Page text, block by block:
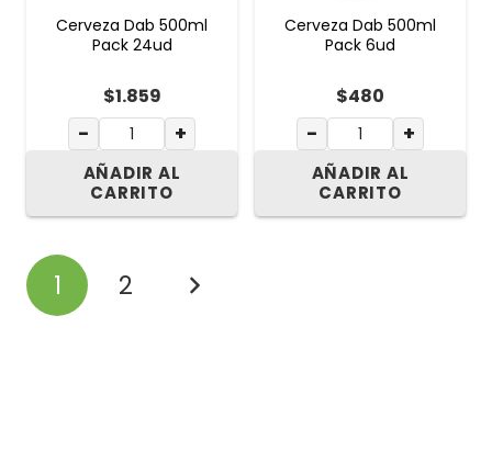
Cerveza Dab 500ml
Pack 24ud
$1.859
− +
AÑADIR AL
CARRITO
Cerveza Dab 500ml
Pack 6ud
$480
− +
AÑADIR AL
CARRITO
1 2